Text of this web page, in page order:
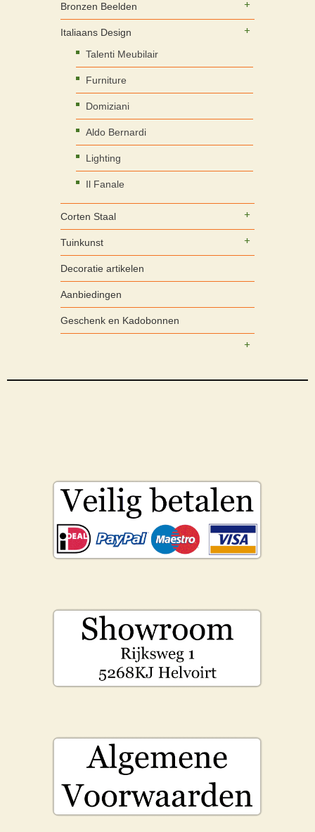
Bronzen Beelden
Italiaans Design
Talenti Meubilair
Furniture
Domiziani
Aldo Bernardi
Lighting
Il Fanale
Corten Staal
Tuinkunst
Decoratie artikelen
Aanbiedingen
Geschenk en Kadobonnen